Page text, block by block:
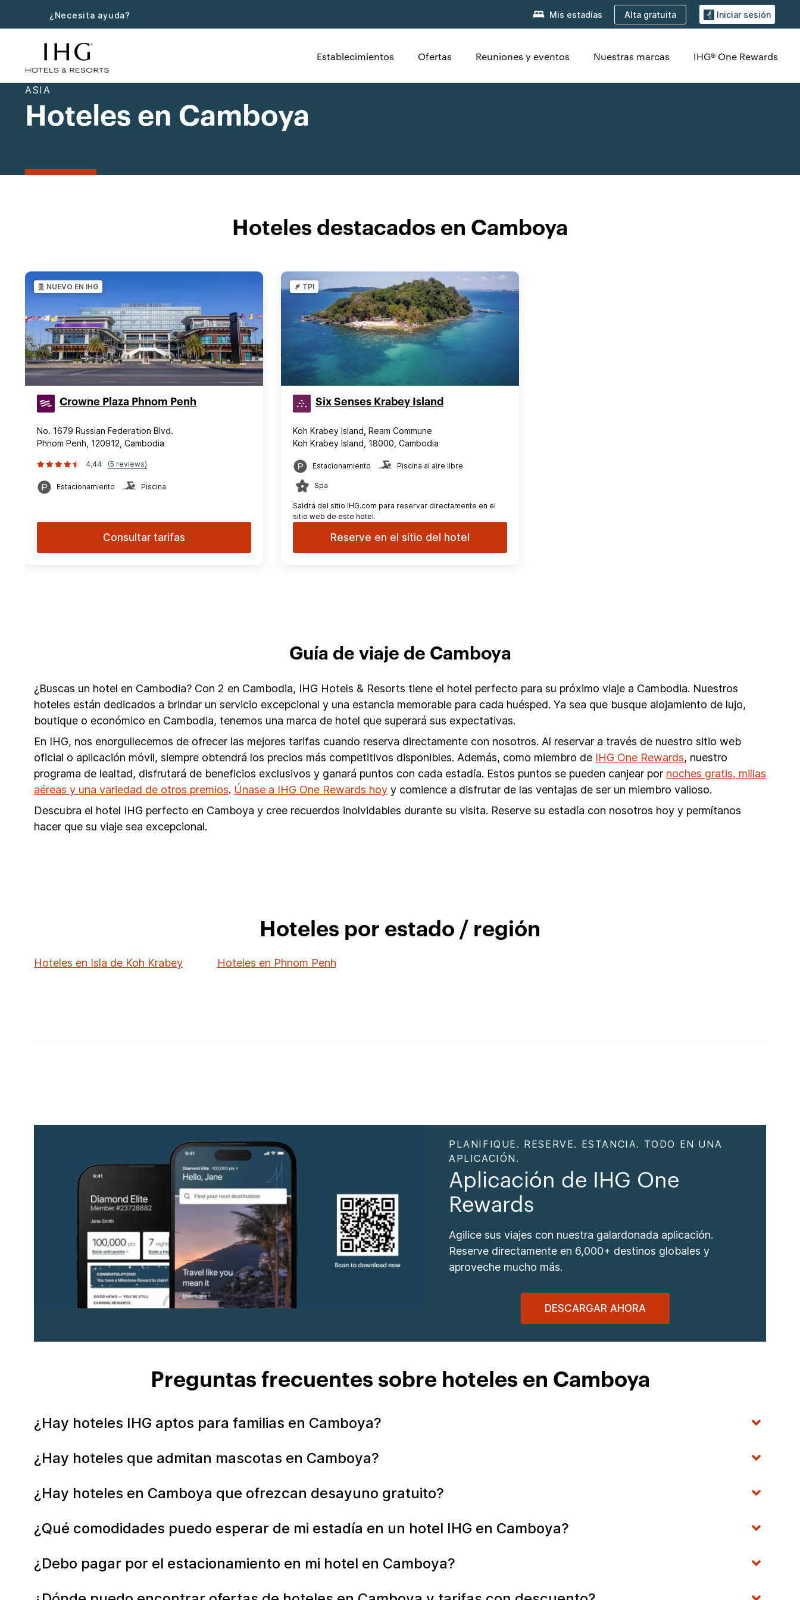
¿Necesita ayuda? Mis estadías Alta gratuita Iniciar sesión
Establecimientos Ofertas Reuniones y eventos Nuestras marcas IHG® One Rewards
ASIA
Hoteles en Camboya
Hoteles destacados en Camboya
NUEVO EN IHG
Crowne Plaza Phnom Penh
No. 1679 Russian Federation Blvd.
Phnom Penh, 120912, Cambodia
4,44 (5 reviews)
Estacionamiento Piscina
Consultar tarifas
TPI
Six Senses Krabey Island
Koh Krabey Island, Ream Commune
Koh Krabey Island, 18000, Cambodia
Estacionamiento Piscina al aire libre
Spa
Saldrá del sitio IHG.com para reservar directamente en el
sitio web de este hotel.
Reserve en el sitio del hotel
Guía de viaje de Camboya
¿Buscas un hotel en Cambodia? Con 2 en Cambodia, IHG Hotels & Resorts tiene el hotel perfecto para su próximo viaje a Cambodia. Nuestros
hoteles están dedicados a brindar un servicio excepcional y una estancia memorable para cada huésped. Ya sea que busque alojamiento de lujo,
boutique o económico en Cambodia, tenemos una marca de hotel que superará sus expectativas.
En IHG, nos enorgullecemos de ofrecer las mejores tarifas cuando reserva directamente con nosotros. Al reservar a través de nuestro sitio web
oficial o aplicación móvil, siempre obtendrá los precios más competitivos disponibles. Además, como miembro de IHG One Rewards, nuestro
programa de lealtad, disfrutará de beneficios exclusivos y ganará puntos con cada estadía. Estos puntos se pueden canjear por noches gratis, millas
aéreas y una variedad de otros premios. Únase a IHG One Rewards hoy y comience a disfrutar de las ventajas de ser un miembro valioso.
Descubra el hotel IHG perfecto en Camboya y cree recuerdos inolvidables durante su visita. Reserve su estadía con nosotros hoy y permítanos
hacer que su viaje sea excepcional.
Hoteles por estado / región
Hoteles en Isla de Koh Krabey Hoteles en Phnom Penh
PLANIFIQUE. RESERVE. ESTANCIA. TODO EN UNA
APLICACIÓN.
Aplicación de IHG One
Rewards
Agilice sus viajes con nuestra galardonada aplicación.
Reserve directamente en 6,000+ destinos globales y
aproveche mucho más.
DESCARGAR AHORA
Preguntas frecuentes sobre hoteles en Camboya
¿Hay hoteles IHG aptos para familias en Camboya?
¿Hay hoteles que admitan mascotas en Camboya?
¿Hay hoteles en Camboya que ofrezcan desayuno gratuito?
¿Qué comodidades puedo esperar de mi estadía en un hotel IHG en Camboya?
¿Debo pagar por el estacionamiento en mi hotel en Camboya?